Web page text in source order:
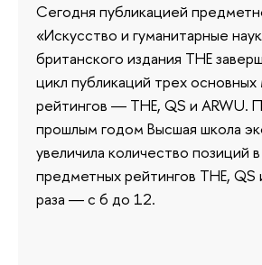
Сегодня публикацией
«Искусство и гуманитарные
британского издания THE
цикл публикаций трех
рейтингов ― THE, QS и ARWU.
прошлым годом Высшая школа
увеличила количество позиций
предметных рейтингов ТНЕ, QS
раза ― с 6 до 12.